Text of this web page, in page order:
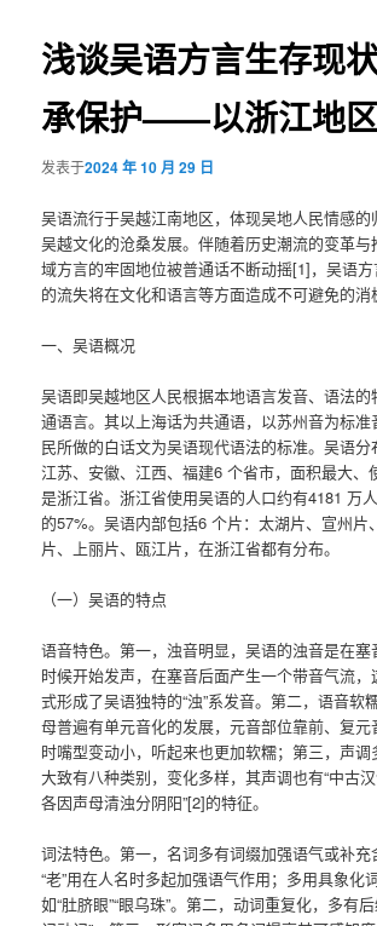
航
浅谈吴语方言生存现
承保护——以浙江地
发表于2024 年 10 月 29 日
吴语流行于吴越江南地区，体现吴地人民情感
吴越文化的沧桑发展。伴随着历史潮流的变革与
域方言的牢固地位被普通话不断动摇[1]，吴语
的流失将在文化和语言等方面造成不可避免的消
一、吴语概况
吴语即吴越地区人民根据本地语言发音、语法
通语言。其以上海话为共通语，以苏州音为标准
民所做的白话文为吴语现代语法的标准。吴语分
江苏、安徽、江西、福建6 个省市，面积最大、
是浙江省。浙江省使用吴语的人口约有4181 万
的57%。吴语内部包括6 个片：太湖片、宣州片
片、上丽片、瓯江片，在浙江省都有分布。
（一）吴语的特点
语音特色。第一，浊音明显，吴语的浊音是在塞
时候开始发声，在塞音后面产生一个带音气流
式形成了吴语独特的“浊”系发音。第二，语音软
母普遍有单元音化的发展，元音部位靠前、复
时嘴型变动小，听起来也更加软糯；第三，声调
大致有八种类别，变化多样，其声调也有“中古汉
各因声母清浊分阴阳”[2]的特征。
词法特色。第一，名词多有词缀加强语气或补充
“老”用在人名时多起加强语气作用；多用具象化
如“肚脐眼”“眼乌珠”。第二，动词重复化，多有